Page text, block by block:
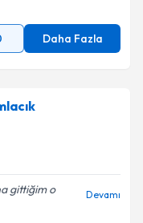
Daha Fazla
gittiğim o
Devamı